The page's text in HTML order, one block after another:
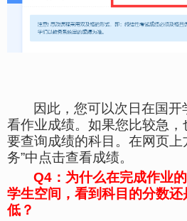
因此，您可以次日在国
看作业成绩。如果您比较急
要查询成绩的科目。在网页上
务”中点击查看成绩。
Q4 ：为什么在完成作业
学生空间，看到科目的分数还
低？